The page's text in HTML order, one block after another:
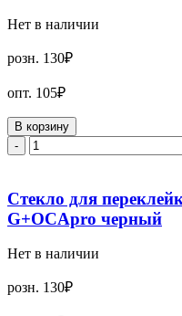
Нет в наличии
розн. 130₽
опт. 105₽
В корзину
-
Стекло для
G+OCApro черный
Нет в наличии
розн. 130₽